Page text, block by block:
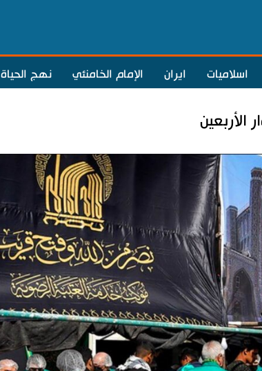
اسلاميات ايران الإمام الخامنئي نهج الحياة